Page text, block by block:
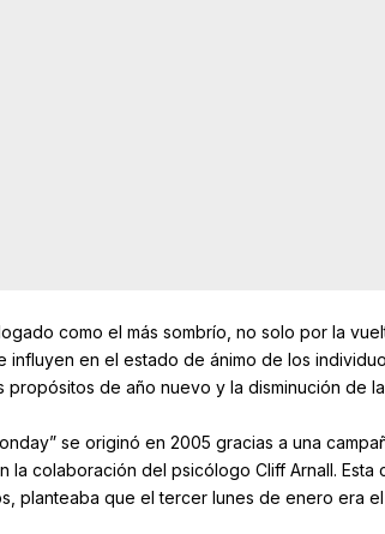
como el más sombrío, no solo por la
influyen en el estado de ánimo de los
propósitos de año nuevo y la disminución de
se originó en 2005 gracias a una
la colaboración del psicólogo Cliff Arnall. Esta
planteaba que el tercer lunes de enero era